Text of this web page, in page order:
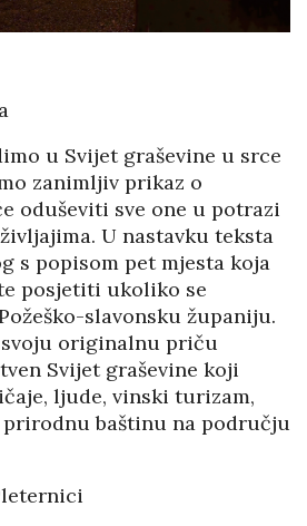
u Svijet graševine u srce
zanimljiv prikaz o
oduševiti sve one u potrazi
U nastavku teksta
s popisom pet mjesta koja
posjetiti ukoliko se
slavonsku županiju.
originalnu priču
Svijet graševine koji
ljude, vinski turizam,
baštinu na području